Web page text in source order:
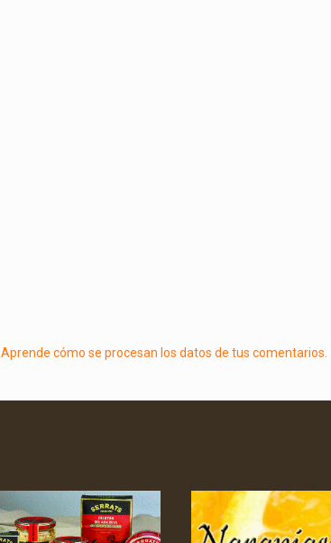
Aprende cómo se procesan los datos de tus comentarios.